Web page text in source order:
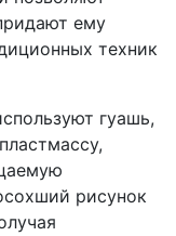
ему
техник
гуашь,
рисунок